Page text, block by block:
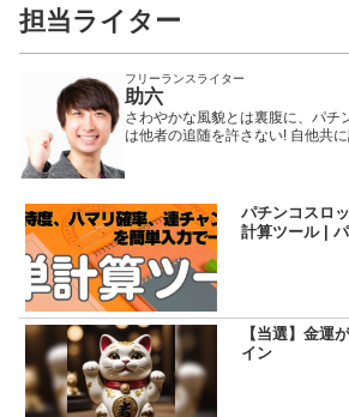
担当ライター
フリーランスライター
助六
さわやかな風貌とは裏腹に、パチ
は他者の追随を許さない! 自他共
パチンコスロ
計算ツール |
【当選】金運
イン